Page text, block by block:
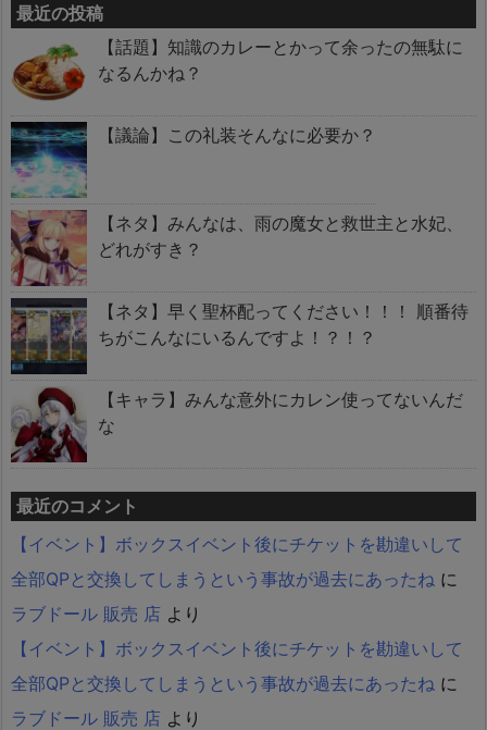
最近の投稿
【話題】知識のカレーとかって余ったの無駄に
なるんかね？
【議論】この礼装そんなに必要か？
【ネタ】みんなは、雨の魔女と救世主と水妃、
どれがすき？
【ネタ】早く聖杯配ってください！！！ 順番待
ちがこんなにいるんですよ！？！？
【キャラ】みんな意外にカレン使ってないんだ
な
最近のコメント
【イベント】ボックスイベント後にチケットを勘違いして
全部QPと交換してしまうという事故が過去にあったね に
ラブドール 販売 店 より
【イベント】ボックスイベント後にチケットを勘違いして
全部QPと交換してしまうという事故が過去にあったね に
ラブドール 販売 店 より